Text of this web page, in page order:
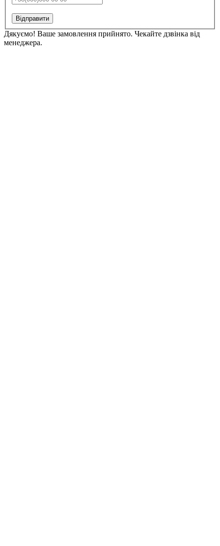
Відправити
Дякуємо! Ваше замовлення прийнято. Чекайте дзвінка від
менеджера.